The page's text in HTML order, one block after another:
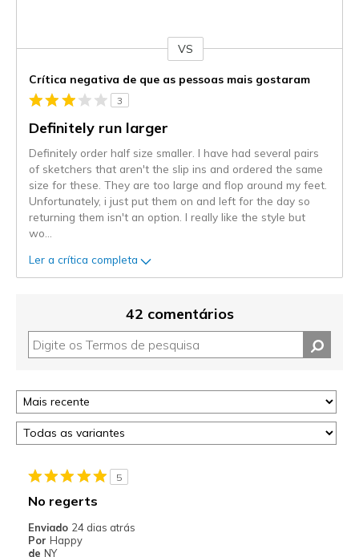
VS
Crítica negativa de que as pessoas mais gostaram
3
Definitely run larger
Definitely order half size smaller. I have had several pairs
of sketchers that aren't the slip ins and ordered the same
size for these. They are too large and flop around my feet.
Unfortunately, i just put them on and left for the day so
returning them isn't an option. I really like the style but
wo
Ler a crítica completa
42 comentários
5
No regerts
Enviado 24 dias atrás
Por Happy
de NY